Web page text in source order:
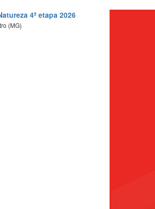
4ª etapa 2026
(MG)